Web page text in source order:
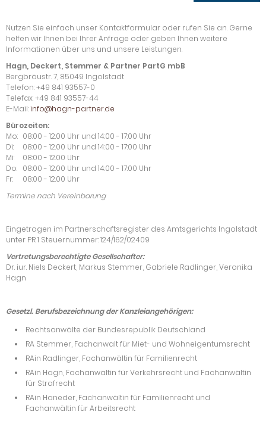
Nutzen Sie einfach unser Kontaktformular oder rufen Sie an. Gerne
helfen wir Ihnen bei Ihrer Anfrage oder geben Ihnen weitere
Informationen über uns und unsere Leistungen.
Hagn, Deckert, Stemmer & Partner PartG mbB
Bergbräustr. 7, 85049 Ingolstadt
Telefon: +49 841 93557-0
Telefax: +49 841 93557-44
E-Mail:info@hagn-partner.de
Bürozeiten:
Mo: 08:00 - 12.00 Uhr und 14:00 - 17:00 Uhr
Di:
08:00 - 12.00 Uhr und 14:00 - 17:00 Uhr
Mi:
08:00 - 12.00 Uhr
Do: 08:00 - 12.00 Uhr und 14:00 - 17:00 Uhr
Fr:
08:00 - 12.00 Uhr
Termine nach Vereinbarung
Eingetragen im Partnerschaftsregister des Amtsgerichts Ingolstadt
unter PR 1 Steuernummer: 124/162/02409
Vertretungsberechtigte Gesellschafter:
Dr. iur. Niels Deckert, Markus Stemmer, Gabriele Radlinger, Veronika
Hagn
Gesetzl. Berufsbezeichnung der Kanzleiangehörigen:
Rechtsanwälte der Bundesrepublik Deutschland
RA Stemmer, Fachanwalt für Miet- und Wohneigentumsrecht
RAin Radlinger, Fachanwältin für Familienrecht
RAin Hagn, Fachanwältin für Verkehrsrecht und Fachanwältin
für Strafrecht
RAin Haneder, Fachanwältin für Familienrecht und
Fachanwältin für Arbeitsrecht